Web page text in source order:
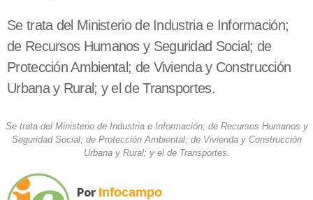
Se trata del Ministerio de Industria e Información;
de Recursos Humanos y Seguridad Social; de
Protección Ambiental; de Vivienda y Construcción
Urbana y Rural; y el de Transportes.
Se trata del Ministerio de Industria e Información; de Recursos Humanos y
Seguridad Social; de Protección Ambiental; de Vivienda y Construcción
Urbana y Rural; y el de Transportes.
Por Infocampo